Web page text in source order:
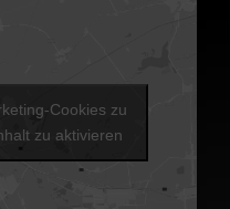
Cookies zu
zu aktivieren